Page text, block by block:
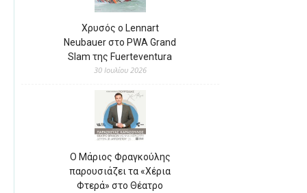
Χρυσός ο Lennart
Neubauer στο PWA Grand
Slam της Fuerteventura
30 Ιουλίου 2026
Ο Μάριος Φραγκούλης
παρουσιάζει τα «Χέρια
Φτερά» στο Θέατρο